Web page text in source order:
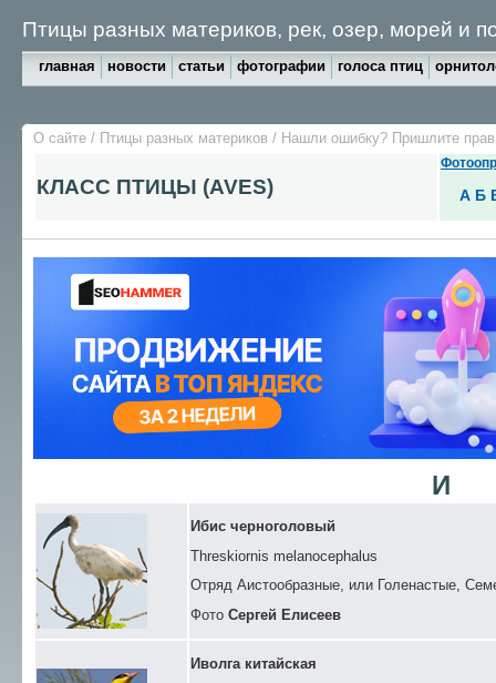
Птицы разных материков, рек, озер, морей и
главная новости статьи фотографии голоса птиц
О сайте / Птицы разных материков / Нашли ошибку? Пришлите
КЛАСС ПТИЦЫ (AVES) А Б
И
Ибис черноголовый
Threskiornis melanocephalus
Отряд Аистообразные, или Голенастые,
Фото Сергей Елисеев
Иволга китайская